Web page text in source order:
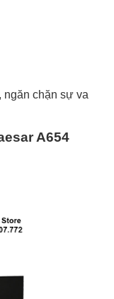
ngăn chặn sự va
A654